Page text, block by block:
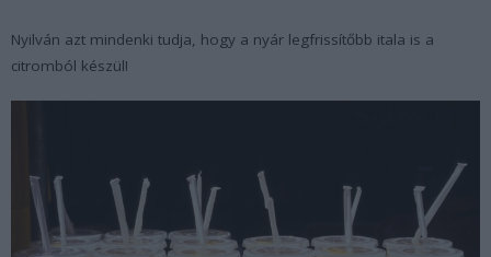
Nyilván azt mindenki tudja, hogy a nyár legfrissítőbb itala is a
citromból készül!